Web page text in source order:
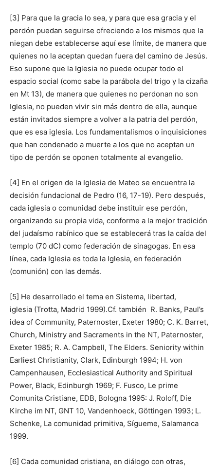
[3] Para que la gracia lo sea, y para que esa gracia y el
perdón puedan seguirse ofreciendo a los mismos que la
niegan debe establecerse aquí ese límite, de manera que
quienes no la aceptan quedan fuera del camino de Jesús.
Eso supone que la Iglesia no puede ocupar todo el
espacio social (como sabe la parábola del trigo y la cizaña
en Mt 13), de manera que quienes no perdonan no son
Iglesia, no pueden vivir sin más dentro de ella, aunque
están invitados siempre a volver a la patria del perdón,
que es esa iglesia. Los fundamentalismos o inquisiciones
que han condenado a muerte a los que no aceptan un
tipo de perdón se oponen totalmente al evangelio.
[4] En el origen de la Iglesia de Mateo se encuentra la
decisión fundacional de Pedro (16, 17-19). Pero después,
cada iglesia o comunidad debe instituir ese perdón,
organizando su propia vida, conforme a la mejor tradición
del judaísmo rabínico que se establecerá tras la caída del
templo (70 dC) como federación de sinagogas. En esa
línea, cada Iglesia es toda la Iglesia, en federación
(comunión) con las demás.
[5] He desarrollado el tema en Sistema, libertad,
iglesia (Trotta, Madrid 1999).Cf. también R. Banks, Paul’s
idea of Community, Paternoster, Exeter 1980; C. K. Barret,
Church, Ministry and Sacraments in the NT, Paternoster,
Exeter 1985; R. A. Campbell, The Elders. Seniority within
Earliest Christianity, Clark, Edinburgh 1994; H. von
Campenhausen, Ecclesiastical Authority and Spiritual
Power, Black, Edinburgh 1969; F. Fusco, Le prime
Comunita Cristiane, EDB, Bologna 1995: J. Roloff, Die
Kirche im NT, GNT 10, Vandenhoeck, Göttingen 1993; L.
Schenke, La comunidad primitiva, Sígueme, Salamanca
1999.
[6] Cada comunidad cristiana, en diálogo con otras,